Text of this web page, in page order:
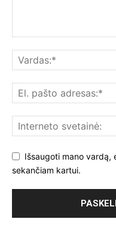
Išsaugoti mano vardą,
sekančiam kartui.